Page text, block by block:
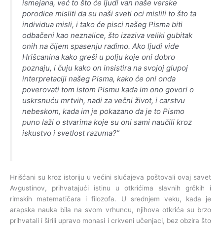
ismejana, već to što će ljudi van naše verske
porodice misliti da su naši sveti oci mislili to što ta
individua misli, i tako će pisci našeg Pisma biti
odbačeni kao neznalice, što izaziva veliki gubitak
onih na čijem spasenju radimo. Ako ljudi vide
Hrišcanina kako greši u polju koje oni dobro
poznaju, i čuju kako on insistira na svojoj glupoj
interpretaciji našeg Pisma, kako će oni onda
poverovati tom istom Pismu kada im ono govori o
uskrsnuću mrtvih, nadi za večni život, i carstvu
nebeskom, kada im je pokazano da je to Pismo
puno laži o stvarima koje su oni sami naučili kroz
iskustvo i svetlost razuma?”
Hrišćani su kroz istoriju u većini slučajeva poštovali ovaj savet
Avgustinov, prihvatajući istinu u otkrićima slavnih grčkih i
rimskih matematičara i filozofa. U srednjem veku, kada je
arapska nauka bila na svom vrhuncu, njihova otkrića su brzo
prihvatali i širili upravo monasi i crkveni učenjaci, bez obzira što